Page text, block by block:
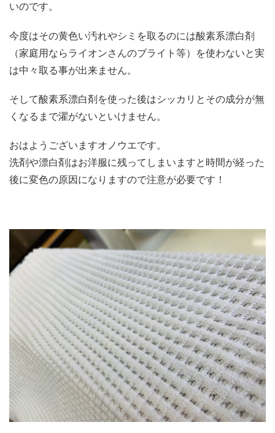
いのです。
今度はその黄色い汚れやシミを取るのには酸素系漂白剤
（家庭用ならライオンさんのブライト等）を使わないと実
は中々取る事が出来ません。
そして酸素系漂白剤を使った後はシッカリとその成分が無
くなるまで濯がないといけません。
おはようございますオノウエです。
洗剤や漂白剤はお洋服に残ってしまいますと時間が経った
後に変色の原因になりますので注意が必要です！